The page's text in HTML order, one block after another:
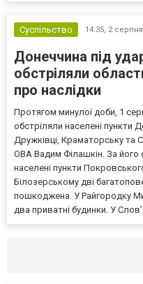
Суспільство 14:35, 2 серпня
Донеччина під
обстріляли
про наслідки
Протягом минулої доби, 1
обстріляли населені пункти
Дружківці, Краматорську та
ОВА Вадим Філашкін. За його
населені пункти
Білозерському дві
пошкоджена. У Райгородку
два приватні будинки. У